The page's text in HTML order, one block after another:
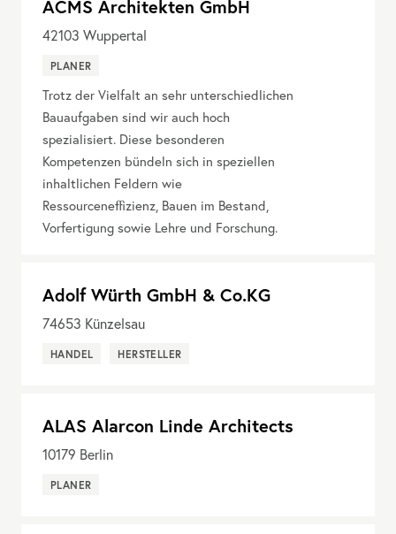
ACMS Architekten GmbH
42103 Wuppertal
PLANER
Trotz der Vielfalt an sehr unterschiedlichen
Bauaufgaben sind wir auch hoch
spezialisiert. Diese besonderen
Kompetenzen bündeln sich in speziellen
inhaltlichen Feldern wie
Ressourceneffizienz, Bauen im Bestand,
Vorfertigung sowie Lehre und Forschung.
Adolf Würth GmbH & Co.KG
74653 Künzelsau
HANDEL HERSTELLER
ALAS Alarcon Linde Architects
10179 Berlin
PLANER